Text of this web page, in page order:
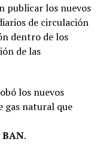
publicar los nuevos
de circulación
dentro de los
de las
los nuevos
gas natural que
.